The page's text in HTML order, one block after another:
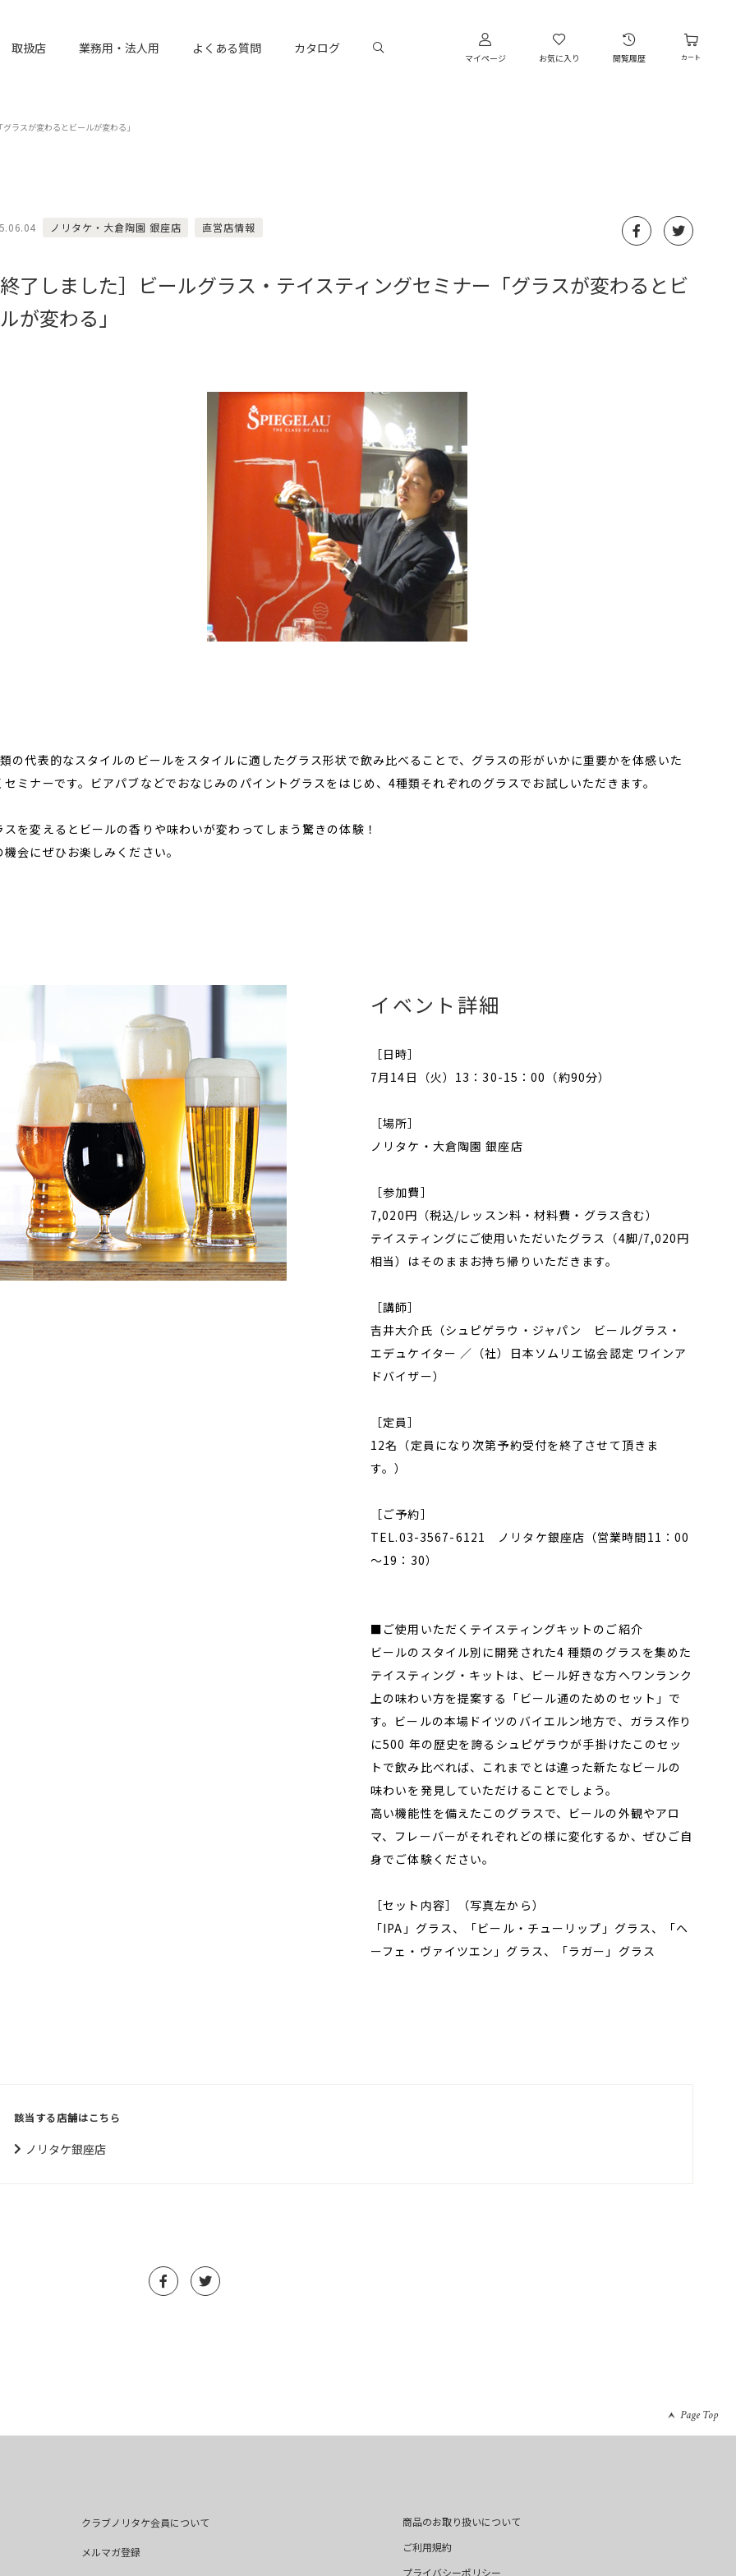
取扱店 業務用・法人用 よくある質問 カタログ
マイページ お気に入り 閲覧履歴 カート
ラスが変わるとビールが変わる」
ノリタケ・大倉陶園 銀座店 直営店情報
終了しました］ビールグラス・テイスティングセミナー「グラスが変わるとビ
が変わる」
の代表的なスタイルのビールをスタイルに適したグラス形状で飲み比べることで、グラスの形がいかに重要かを体感いた
セミナーです。ビアパブなどでおなじみのパイントグラスをはじめ、4種類それぞれのグラスでお試しいただきます。
スを変えるとビールの香りや味わいが変わってしまう驚きの体験！
機会にぜひお楽しみください。
イベント詳細
［日時］
7月14日（火）13：30-15：00（約90分）
［場所］
ノリタケ・大倉陶園 銀座店
［参加費］
7,020円（税込/レッスン料・材料費・グラス含む）
テイスティングにご使用いただいたグラス（4脚/7,020円
相当）はそのままお持ち帰りいただきます。
［講師］
吉井大介氏（シュピゲラウ・ジャパン ビールグラス・
エデュケイター ／（社）日本ソムリエ協会認定 ワインア
ドバイザー）
［定員］
12名（定員になり次第予約受付を終了させて頂きま
す。）
［ご予約］
TEL.03-3567-6121 ノリタケ銀座店（営業時間11：00
～19：30）
■ご使用いただくテイスティングキットのご紹介
ビールのスタイル別に開発された4 種類のグラスを集めた
テイスティング・キットは、ビール好きな方へワンランク
上の味わい方を提案する「ビール通のためのセット」で
す。ビールの本場ドイツのバイエルン地方で、ガラス作り
に500 年の歴史を誇るシュピゲラウが手掛けたこのセッ
トで飲み比べれば、これまでとは違った新たなビールの
味わいを発見していただけることでしょう。
高い機能性を備えたこのグラスで、ビールの外観やアロ
マ、フレーバーがそれぞれどの様に変化するか、ぜひご自
身でご体験ください。
［セット内容］（写真左から）
「IPA」グラス、「ビール・チューリップ」グラス、「ヘ
ーフェ・ヴァイツエン」グラス、「ラガー」グラス
該当する店舗はこちら
ノリタケ銀座店
Page Top
クラブノリタケ会員について
メルマガ登録
商品のお取り扱いについて
ご利用規約
プライバシーポリシー